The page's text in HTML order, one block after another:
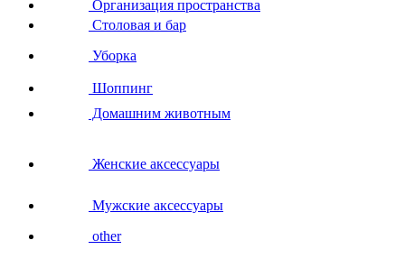
Организация пространства
Столовая и бар
Уборка
Шоппинг
Домашним животным
Женские аксессуары
Мужские аксессуары
other